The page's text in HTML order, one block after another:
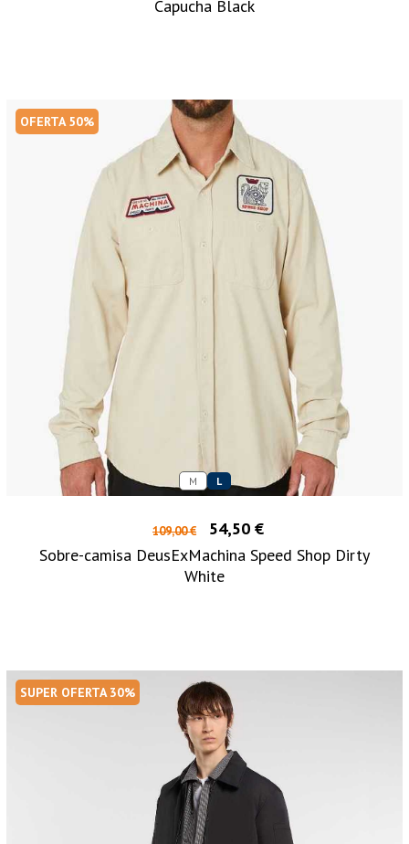
Capucha Black
OFERTA 50%
M L
109,00 €
54,50 €
Sobre-camisa DeusExMachina Speed Shop Dirty
White
SUPER OFERTA 30%